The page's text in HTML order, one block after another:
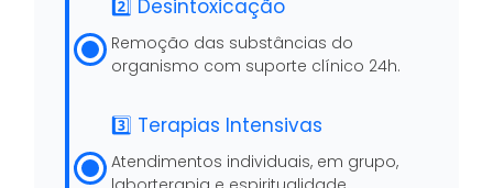
2️⃣ Desintoxicação
Remoção das substâncias do
organismo com suporte clínico 24h.
3️⃣ Terapias Intensivas
Atendimentos individuais, em grupo,